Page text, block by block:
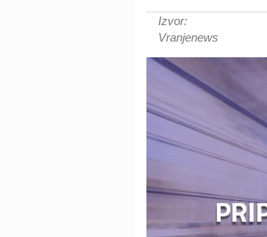
Izvor:
Vranjenews